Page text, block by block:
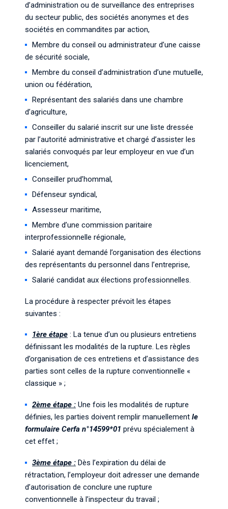
d’administration ou de surveillance des entreprises
du secteur public, des sociétés anonymes et des
sociétés en commandites par action,
Membre du conseil ou administrateur d’une caisse
de sécurité sociale,
Membre du conseil d’administration d’une mutuelle,
union ou fédération,
Représentant des salariés dans une chambre
d’agriculture,
Conseiller du salarié inscrit sur une liste dressée
par l’autorité administrative et chargé d’assister les
salariés convoqués par leur employeur en vue d’un
licenciement,
Conseiller prud’hommal,
Défenseur syndical,
Assesseur maritime,
Membre d’une commission paritaire
interprofessionnelle régionale,
Salarié ayant demandé l’organisation des élections
des représentants du personnel dans l’entreprise,
Salarié candidat aux élections professionnelles.
La procédure à respecter prévoit les étapes
suivantes :
1ère étape : La tenue d’un ou plusieurs entretiens
définissant les modalités de la rupture. Les règles
d’organisation de ces entretiens et d’assistance des
parties sont celles de la rupture conventionnelle «
classique » ;
2ème étape : Une fois les modalités de rupture
définies, les parties doivent remplir manuellement le
formulaire Cerfa n°14599*01 prévu spécialement à
cet effet ;
3ème étape : Dès l’expiration du délai de
rétractation, l’employeur doit adresser une demande
d’autorisation de conclure une rupture
conventionnelle à l’inspecteur du travail ;